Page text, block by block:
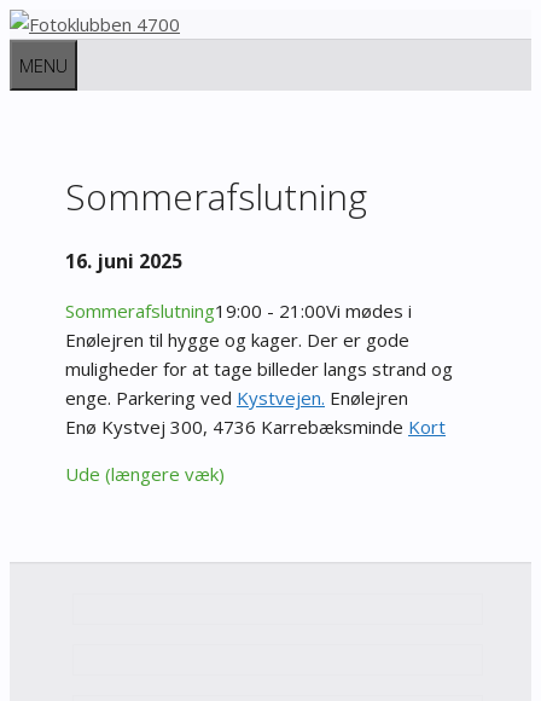
Hop
MENU
Sommerafslutning
16. juni 2025
Sommerafslutning19:00 - 21:00Vi mødes i
Enølejren til hygge og kager. Der er gode
muligheder for at tage billeder langs strand og
enge. Parkering ved Kystvejen. Enølejren
Enø Kystvej 300, 4736 Karrebæksminde Kort
Ude (længere væk)